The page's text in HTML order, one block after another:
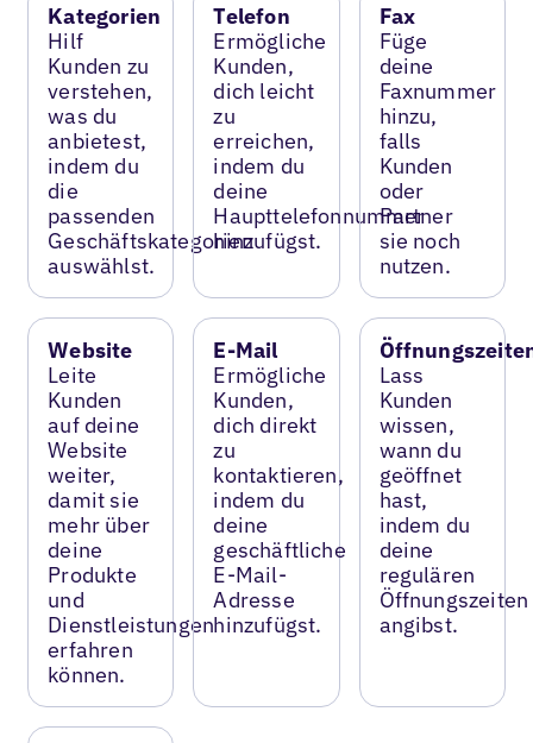
Kategorien
Hilf
Kunden zu
verstehen,
was du
anbietest,
indem du
die
passenden
Geschäftskategorien
auswählst.
Telefon
Ermögliche
Kunden,
dich leicht
zu
erreichen,
indem du
deine
Haupttelefonnummer
hinzufügst.
Fax
Füge
deine
Faxnummer
hinzu,
falls
Kunden
oder
Partner
sie noch
nutzen.
Website
Leite
Kunden
auf deine
Website
weiter,
damit sie
mehr über
deine
Produkte
und
Dienstleistungen
erfahren
können.
E-Mail
Ermögliche
Kunden,
dich direkt
zu
kontaktieren,
indem du
deine
geschäftliche
E-Mail-
Adresse
hinzufügst.
Lass
Kunden
wissen,
wann du
geöffnet
hast,
indem du
deine
regulären
Öffnungszeiten
angibst.